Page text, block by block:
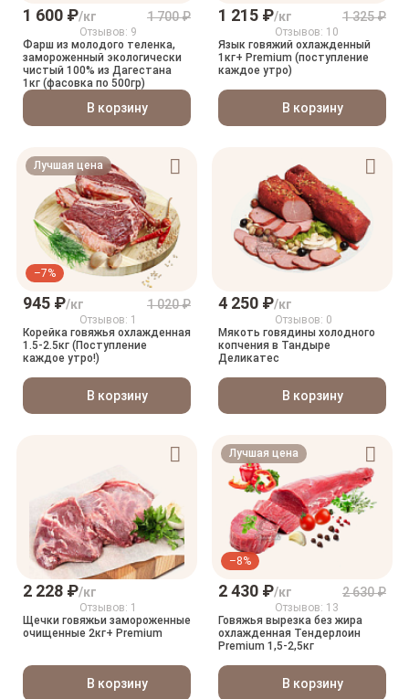
1 600 ₽/кг 1 700 ₽
Отзывов: 9
Фарш из молодого теленка,
замороженный экологически
чистый 100% из Дагестана
1кг (фасовка по 500гр)
В корзину
1 215 ₽/кг 1 325 ₽
Отзывов: 10
Язык говяжий охлажденный
1кг+ Premium (поступление
каждое утро)
В корзину
Лучшая цена
–7%
945 ₽/кг 1 020 ₽
Отзывов: 1
Корейка говяжья охлажденная
1.5-2.5кг (Поступление
каждое утро!)
В корзину
4 250 ₽/кг
Отзывов: 0
Мякоть говядины холодного
копчения в Тандыре
Деликатес
В корзину
2 228 ₽/кг
Отзывов: 1
Щечки говяжьи замороженные
очищенные 2кг+ Premium
В корзину
Лучшая цена
–8%
2 430 ₽/кг 2 630 ₽
Отзывов: 13
Говяжья вырезка без жира
охлажденная Тендерлоин
Premium 1,5-2,5кг
В корзину